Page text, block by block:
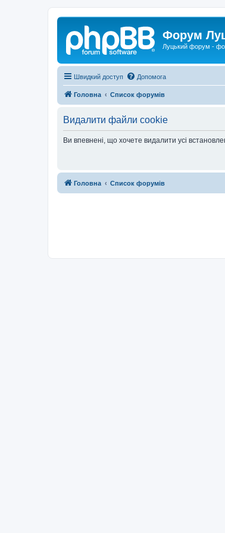
Форум
Луцький форум -
Швидкий доступ Допомога
Головна Список форумів
Видалити файли cookie
Ви впевнені, що хочете видалити усі
Головна Список форумів